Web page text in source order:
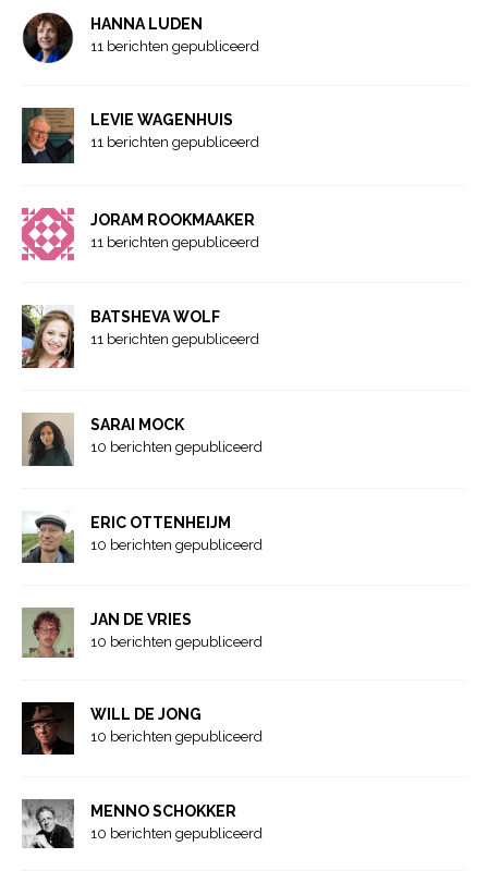
HANNA LUDEN
11 berichten gepubliceerd
LEVIE WAGENHUIS
11 berichten gepubliceerd
JORAM ROOKMAAKER
11 berichten gepubliceerd
BATSHEVA WOLF
11 berichten gepubliceerd
SARAI MOCK
10 berichten gepubliceerd
ERIC OTTENHEIJM
10 berichten gepubliceerd
JAN DE VRIES
10 berichten gepubliceerd
WILL DE JONG
10 berichten gepubliceerd
MENNO SCHOKKER
10 berichten gepubliceerd